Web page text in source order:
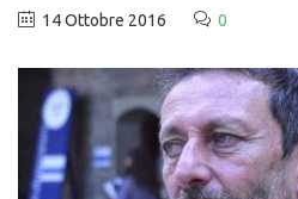
14 Ottobre 2016 0